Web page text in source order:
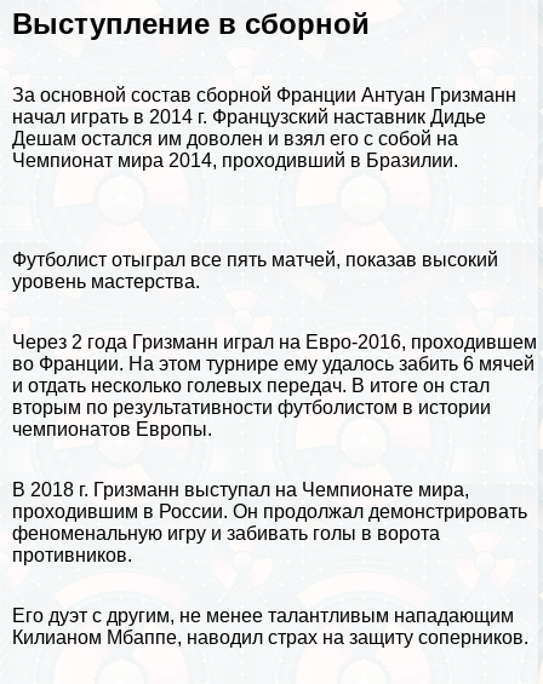
Выступление в сборной
За основной состав сборной Франции Антуан Гризманн
начал играть в 2014 г. Французский наставник Дидье
Дешам остался им доволен и взял его с собой на
Чемпионат мира 2014, проходивший в Бразилии.
Футболист отыграл все пять матчей, показав высокий
уровень мастерства.
Через 2 года Гризманн играл на Евро-2016, проходившем
во Франции. На этом турнире ему удалось забить 6 мячей
и отдать несколько голевых передач. В итоге он стал
вторым по результативности футболистом в истории
чемпионатов Европы.
В 2018 г. Гризманн выступал на Чемпионате мира,
проходившим в России. Он продолжал демонстрировать
феноменальную игру и забивать голы в ворота
противников.
Его дуэт с другим, не менее талантливым нападающим
Килианом Мбаппе, наводил страх на защиту соперников.